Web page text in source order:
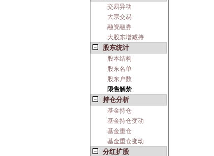
交易异动
大宗交易
融资融券
大股东增减持
股东统计
股本结构
股东名单
股东户数
限售解禁
持仓分析
基金持仓
基金持仓变动
基金重仓
基金重仓变动
分红扩股